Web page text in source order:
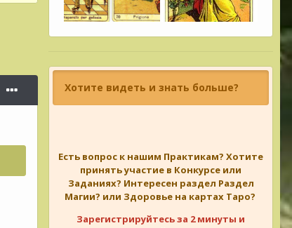
Хотите видеть и знать больше?
Есть вопрос к нашим Практикам? Хотите
принять участие в Конкурсе или
Заданиях? Интересен раздел Раздел
Магии? или Здоровье на картах Таро?
Зарегистрируйтесь за 2 минуты и